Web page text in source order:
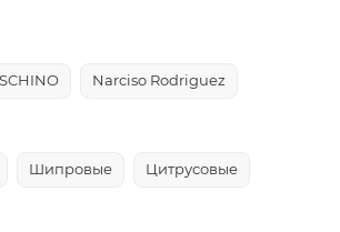
Narciso Rodriguez
Шипровые Цитрусовые